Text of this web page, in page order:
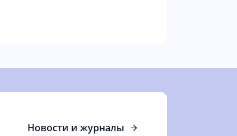
Новости и журналы